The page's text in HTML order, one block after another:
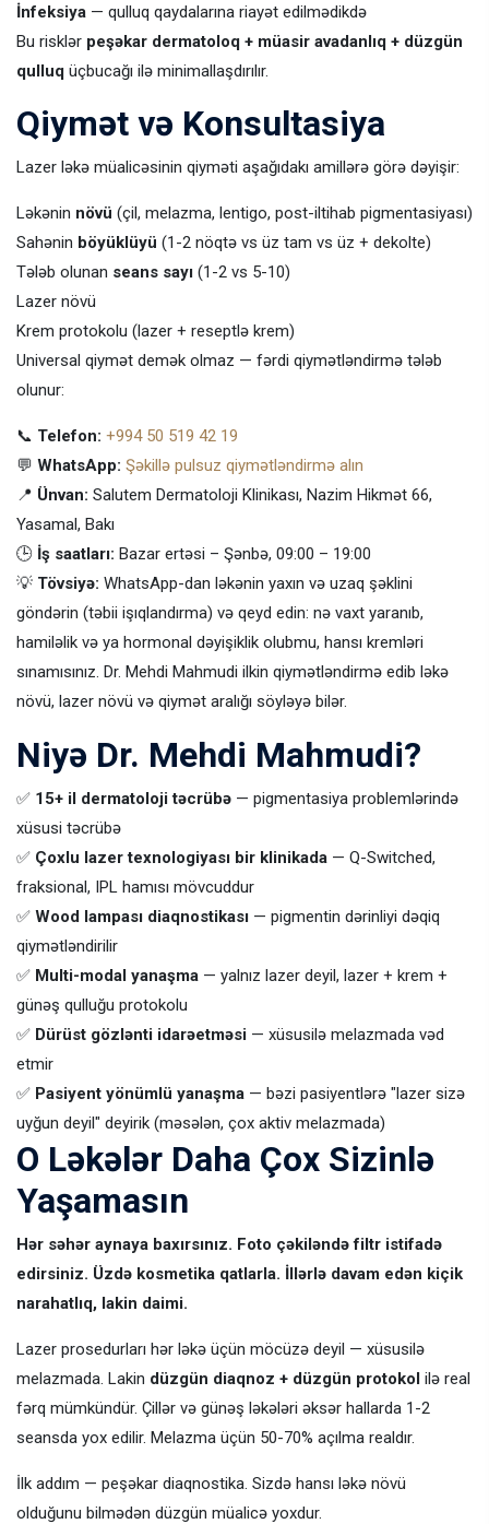
İnfeksiya — qulluq qaydalarına riayət edilmədikdə
Bu risklər peşəkar dermatoloq + müasir avadanlıq + düzgün
qulluq üçbucağı ilə minimallaşdırılır.
Qiymət və Konsultasiya
Lazer ləkə müalicəsinin qiyməti aşağıdakı amillərə görə dəyişir:
Ləkənin növü (çil, melazma, lentigo, post-iltihab pigmentasiyası)
Sahənin böyüklüyü (1-2 nöqtə vs üz tam vs üz + dekolte)
Tələb olunan seans sayı (1-2 vs 5-10)
Lazer növü
Krem protokolu (lazer + reseptlə krem)
Universal qiymət demək olmaz — fərdi qiymətləndirmə tələb
olunur:
📞 Telefon: +994 50 519 42 19
💬 WhatsApp: Şəkillə pulsuz qiymətləndirmə alın
📍 Ünvan: Salutem Dermatoloji Klinikası, Nazim Hikmət 66,
Yasamal, Bakı
🕒 İş saatları: Bazar ertəsi – Şənbə, 09:00 – 19:00
💡 Tövsiyə: WhatsApp-dan ləkənin yaxın və uzaq şəklini
göndərin (təbii işıqlandırma) və qeyd edin: nə vaxt yaranıb,
hamiləlik və ya hormonal dəyişiklik olubmu, hansı kremləri
sınamısınız. Dr. Mehdi Mahmudi ilkin qiymətləndirmə edib ləkə
növü, lazer növü və qiymət aralığı söyləyə bilər.
Niyə Dr. Mehdi Mahmudi?
✅ 15+ il dermatoloji təcrübə — pigmentasiya problemlərində
xüsusi təcrübə
✅ Çoxlu lazer texnologiyası bir klinikada — Q-Switched,
fraksional, IPL hamısı mövcuddur
✅ Wood lampası diaqnostikası — pigmentin dərinliyi dəqiq
qiymətləndirilir
✅ Multi-modal yanaşma — yalnız lazer deyil, lazer + krem +
günəş qulluğu protokolu
✅ Dürüst gözlənti idarəetməsi — xüsusilə melazmada vəd
etmir
✅ Pasiyent yönümlü yanaşma — bəzi pasiyentlərə "lazer sizə
uyğun deyil" deyirik (məsələn, çox aktiv melazmada)
O Ləkələr Daha Çox Sizinlə
Yaşamasın
Hər səhər aynaya baxırsınız. Foto çəkiləndə filtr istifadə
edirsiniz. Üzdə kosmetika qatlarla. İllərlə davam edən kiçik
narahatlıq, lakin daimi.
Lazer prosedurları hər ləkə üçün möcüzə deyil — xüsusilə
melazmada. Lakin düzgün diaqnoz + düzgün protokol ilə real
fərq mümkündür. Çillər və günəş ləkələri əksər hallarda 1-2
seansda yox edilir. Melazma üçün 50-70% açılma realdır.
İlk addım — peşəkar diaqnostika. Sizdə hansı ləkə növü
olduğunu bilmədən düzgün müalicə yoxdur.